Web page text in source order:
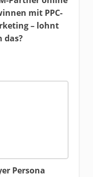
mit PPC-
– lohnt
das?
Persona